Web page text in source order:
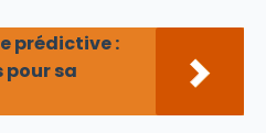
prédictive :
pour sa